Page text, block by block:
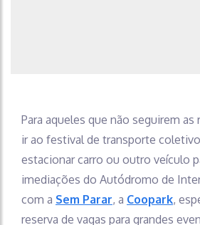
Para aqueles que não seguirem
ir ao festival de transporte
estacionar carro ou outro veículo
imediações do Autódromo de
com a Sem Parar, a Coopark,
reserva de vagas para grandes